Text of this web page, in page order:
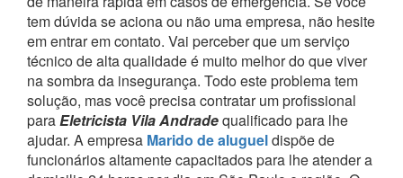
tem dúvida se aciona ou não uma empresa, não hesite
em entrar em contato. Vai perceber que um serviço
técnico de alta qualidade é muito melhor do que viver
na sombra da insegurança. Todo este problema tem
solução, mas você precisa contratar um profissional
paraEletricista Vila Andradequalificado para lhe
ajudar. A empresa Marido de alugueldispõe de
funcionários altamente capacitados para lhe atender a